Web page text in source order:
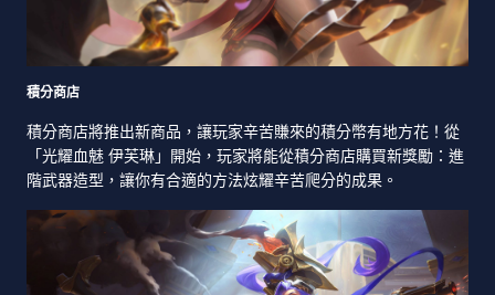
積分商店
積分商店將推出新商品，讓玩家辛苦賺來的積分幣有地方花！從
「光耀血魅 伊芙琳」開始，玩家將能從積分商店購買新獎勵：進
階武器造型，讓你有合適的方法炫耀辛苦爬分的成果。